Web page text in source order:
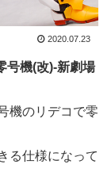
2020.07.23
号機(改)-新劇場
機のリデコで零
る仕様になって